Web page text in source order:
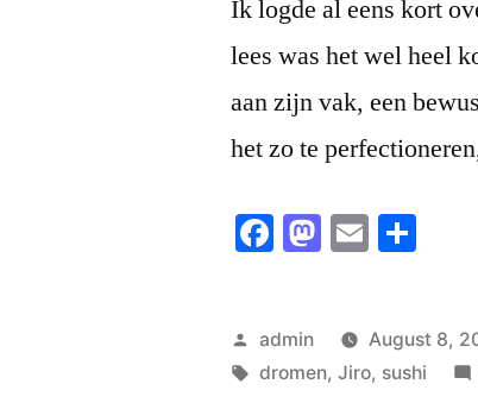
Ik logde al eens kort
lees was het wel heel
aan zijn vak, een
het zo te
Facebook
Mastodon
Email
Posted
by
admin August 8,
Tags:
dromen,Jiro, sushi